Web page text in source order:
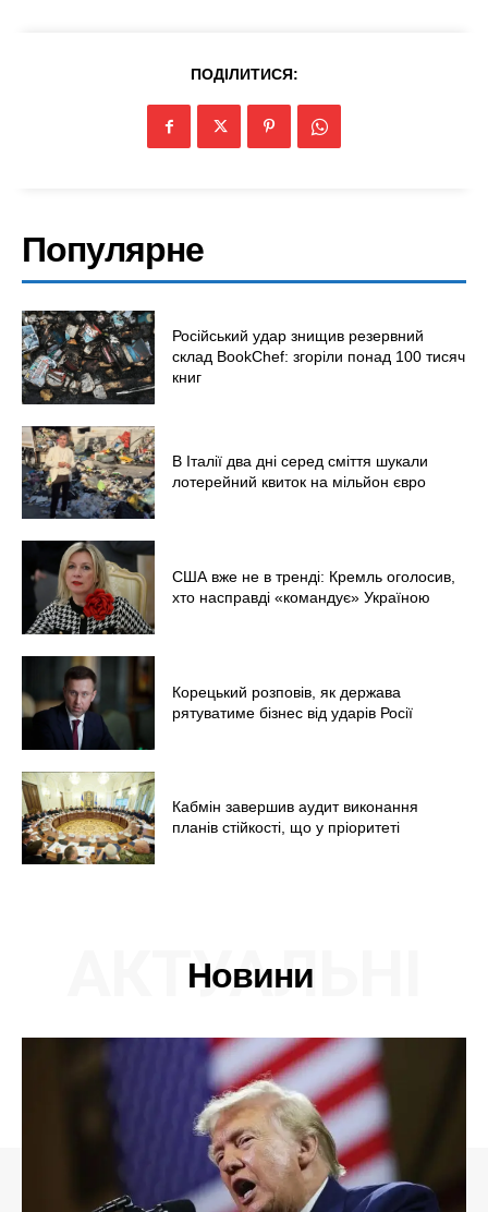
Київ
Економіка
Політика
Світ
Технології
Війна
ПОДІЛИТИСЯ:
Популярне
Російський удар знищив резервний
склад BookChef: згоріли понад 100 тисяч
книг
В Італії два дні серед сміття шукали
лотерейний квиток на мільйон євро
США вже не в тренді: Кремль оголосив,
хто насправді «командує» Україною
Корецький розповів, як держава
рятуватиме бізнес від ударів Росії
Кабмін завершив аудит виконання
планів стійкості, що у пріоритеті
Новини
АКТУАЛЬНІ